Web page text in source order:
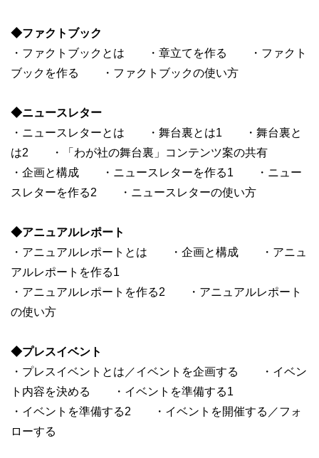
◆ファクトブック
・ファクトブックとは ・章立てを作る ・ファクト
ブックを作る ・ファクトブックの使い方
◆ニュースレター
・ニュースレターとは ・舞台裏とは1 ・舞台裏と
は2 ・「わが社の舞台裏」コンテンツ案の共有
・企画と構成 ・ニュースレターを作る1 ・ニュー
スレターを作る2 ・ニュースレターの使い方
◆アニュアルレポート
・アニュアルレポートとは ・企画と構成 ・アニュ
アルレポートを作る1
・アニュアルレポートを作る2 ・アニュアルレポート
の使い方
◆プレスイベント
・プレスイベントとは／イベントを企画する ・イベン
ト内容を決める ・イベントを準備する1
・イベントを準備する2 ・イベントを開催する／フォ
ローする